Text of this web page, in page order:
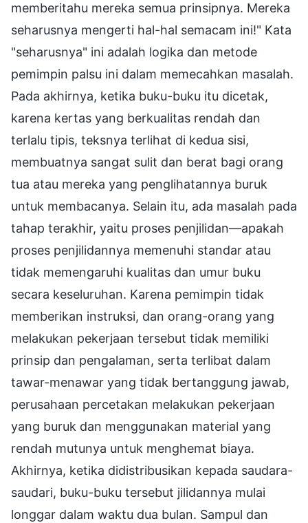
memberitahu mereka semua prinsipnya. Mereka
seharusnya mengerti hal-hal semacam ini!" Kata
"seharusnya" ini adalah logika dan metode
pemimpin palsu ini dalam memecahkan masalah.
Pada akhirnya, ketika buku-buku itu dicetak,
karena kertas yang berkualitas rendah dan
terlalu tipis, teksnya terlihat di kedua sisi,
membuatnya sangat sulit dan berat bagi orang
tua atau mereka yang penglihatannya buruk
untuk membacanya. Selain itu, ada masalah pada
tahap terakhir, yaitu proses penjilidan—apakah
proses penjilidannya memenuhi standar atau
tidak memengaruhi kualitas dan umur buku
secara keseluruhan. Karena pemimpin tidak
memberikan instruksi, dan orang-orang yang
melakukan pekerjaan tersebut tidak memiliki
prinsip dan pengalaman, serta terlibat dalam
tawar-menawar yang tidak bertanggung jawab,
perusahaan percetakan melakukan pekerjaan
yang buruk dan menggunakan material yang
rendah mutunya untuk menghemat biaya.
Akhirnya, ketika didistribusikan kepada saudara-
saudari, buku-buku tersebut jilidannya mulai
longgar dalam waktu dua bulan. Sampul dan